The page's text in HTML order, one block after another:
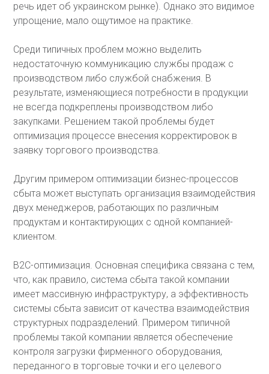
речь идет об украинском рынке). Однако это видимое
упрощение, мало ощутимое на практике.
Среди типичных проблем можно выделить
недостаточную коммуникацию службы продаж с
производством либо службой снабжения. В
результате, изменяющиеся потребности в продукции
не всегда подкреплены производством либо
закупками. Решением такой проблемы будет
оптимизация процессе внесения корректировок в
заявку торгового производства.
Другим примером оптимизации бизнес-процессов
сбыта может выступать организация взаимодействия
двух менеджеров, работающих по различным
продуктам и контактирующих с одной компанией-
клиентом.
В2С-оптимизация. Основная специфика связана с тем,
что, как правило, система сбыта такой компании
имеет массивную инфраструктуру, а эффективность
системы сбыта зависит от качества взаимодействия
структурных подразделений. Примером типичной
проблемы такой компании является обеспечение
контроля загрузки фирменного оборудования,
переданного в торговые точки и его целевого